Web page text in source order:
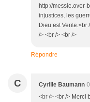
http://messie.over-
injustices, les
Dieu est Verite.<br
/> <br /> <br />
Répondre
C Cyrille Baumann
<br /> <br /> Merci